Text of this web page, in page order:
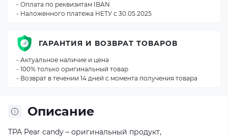
Описание
TPA Pear candy – оригинальный продукт,
- Оплата по реквизитам IBAN
- Наложенного платежа НЕТУ с 30.05.2025
ГАРАНТИЯ И ВОЗВРАТ ТОВАРОВ
- Актуальное наличие и цена
- 100% только оригинальный товар
- Возврат в течении 14 дней с момента получения товара